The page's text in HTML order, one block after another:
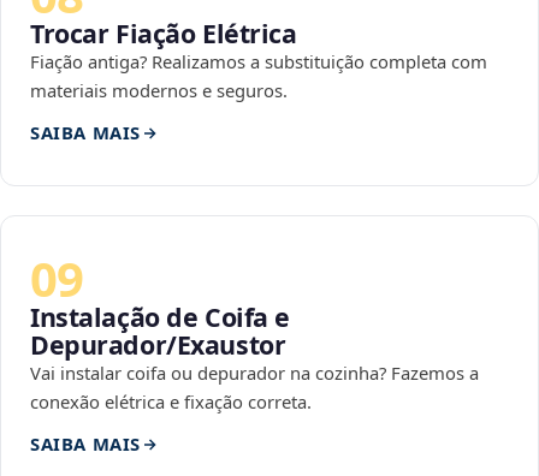
Trocar Fiação Elétrica
Fiação antiga? Realizamos a substituição completa com
materiais modernos e seguros.
SAIBA MAIS
09
Instalação de Coifa e
Depurador/Exaustor
Vai instalar coifa ou depurador na cozinha? Fazemos a
conexão elétrica e fixação correta.
SAIBA MAIS